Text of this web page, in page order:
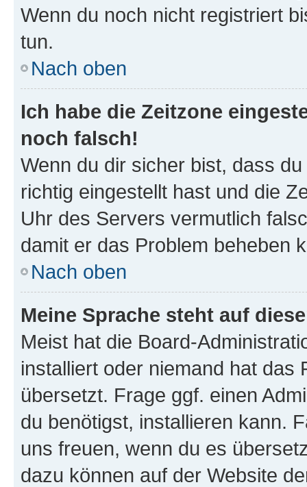
Wenn du noch nicht registriert
tun.
Nach oben
Ich habe die Zeitzone
noch falsch!
Wenn du dir sicher bist, dass
richtig eingestellt hast und die
Uhr des Servers vermutlich
damit er das Problem beheben
Nach oben
Meine Sprache steht auf
Meist hat die Board-
installiert oder niemand hat das
übersetzt. Frage ggf. einen
du benötigst, installieren kann.
uns freuen, wenn du es
dazu können auf der Website